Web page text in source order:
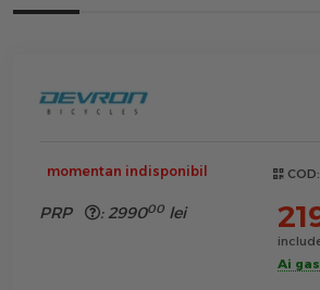
momentan indisponibil COD:
PRP :299000 lei
Ai